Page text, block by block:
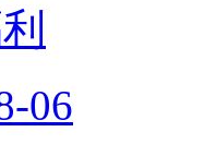
06